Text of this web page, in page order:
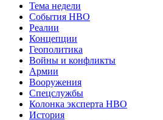
Тема недели
События НВО
Реалии
Концепции
Геополитика
Войны и конфликты
Армии
Вооружения
Спецслужбы
Колонка эксперта НВО
История